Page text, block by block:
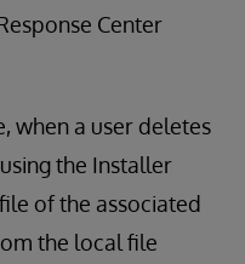
Center
when a user deletes
the Installer
of the associated
the local file